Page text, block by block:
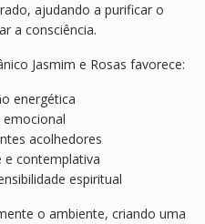
ajudando a purificar o
a consciência.
Jasmim e Rosas favorece:
energética
emocional
acolhedores
e contemplativa
espiritual
o ambiente, criando uma